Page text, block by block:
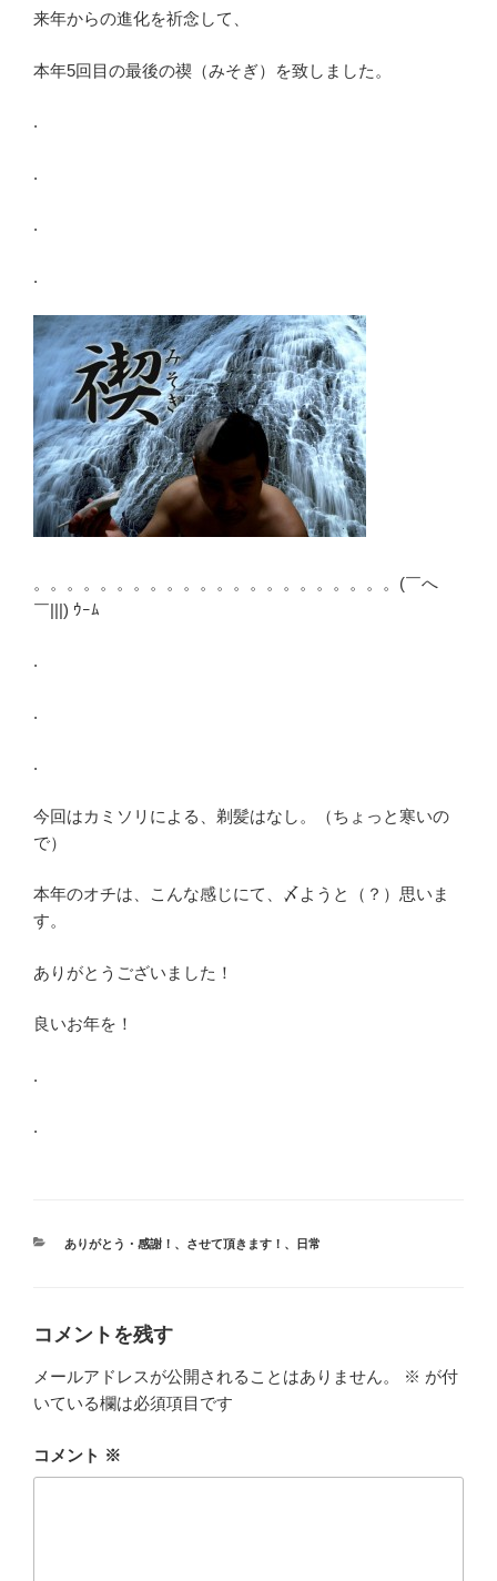
来年からの進化を祈念して、
本年5回目の最後の禊（みそぎ）を致しました。
.
.
.
.
。。。。。。。。。。。。。。。。。。。。。。(￣へ
￣|||) ｳｰﾑ
.
.
.
今回はカミソリによる、剃髪はなし。（ちょっと寒いの
で）
本年のオチは、こんな感じにて、〆ようと（？）思いま
す。
ありがとうございました！
良いお年を！
.
.
カ
ありがとう・感謝！ 、 させて頂きます！ 、 日常
コメントを残す
メールアドレスが公開されることはありません。 ※ が付
いている欄は必須項目です
コメント ※